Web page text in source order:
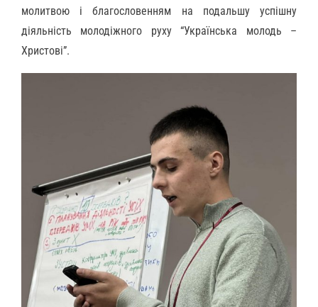
молитвою і благословенням на подальшу успішну
діяльність молодіжного руху “Українська молодь –
Христові”.